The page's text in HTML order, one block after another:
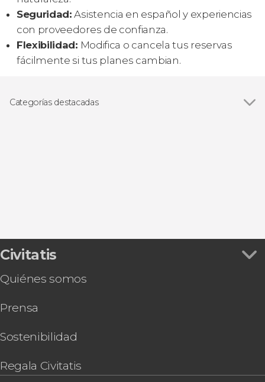
Seguridad: Asistencia en español y experiencias
con proveedores de confianza.
Flexibilidad: Modifica o cancela tus reservas
fácilmente si tus planes cambian.
Categorías destacadas
Civitatis
Quiénes somos
Prensa
Sostenibilidad
Regala Civitatis